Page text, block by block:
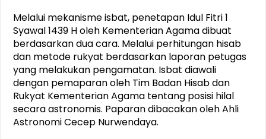
Melalui mekanisme isbat, penetapan Idul Fitri 1
Syawal 1439 H oleh Kementerian Agama dibuat
berdasarkan dua cara. Melalui perhitungan hisab
dan metode rukyat berdasarkan laporan petugas
yang melakukan pengamatan. Isbat diawali
dengan pemaparan oleh Tim Badan Hisab dan
Rukyat Kementerian Agama tentang posisi hilal
secara astronomis. Paparan dibacakan oleh Ahli
Astronomi Cecep Nurwendaya.